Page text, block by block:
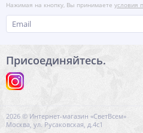
Нажимая на кнопку, Вы принимаете условия
Присоединяйтесь.
2026 © Интернет-магазин «СветВсем»
Москва, ул. Русаковская, д.4с1